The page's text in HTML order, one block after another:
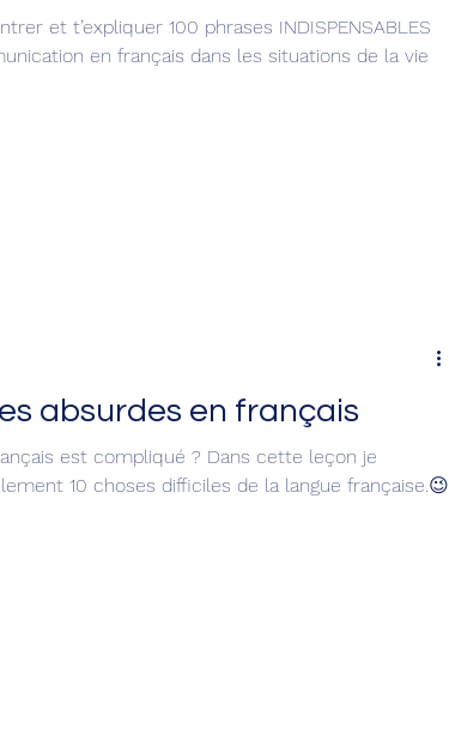
et t’expliquer 100 phrases INDISPENSABLES
en français dans les situations de la vie
absurdes en français
est compliqué ? Dans cette leçon je
10 choses difficiles de la langue française.😉